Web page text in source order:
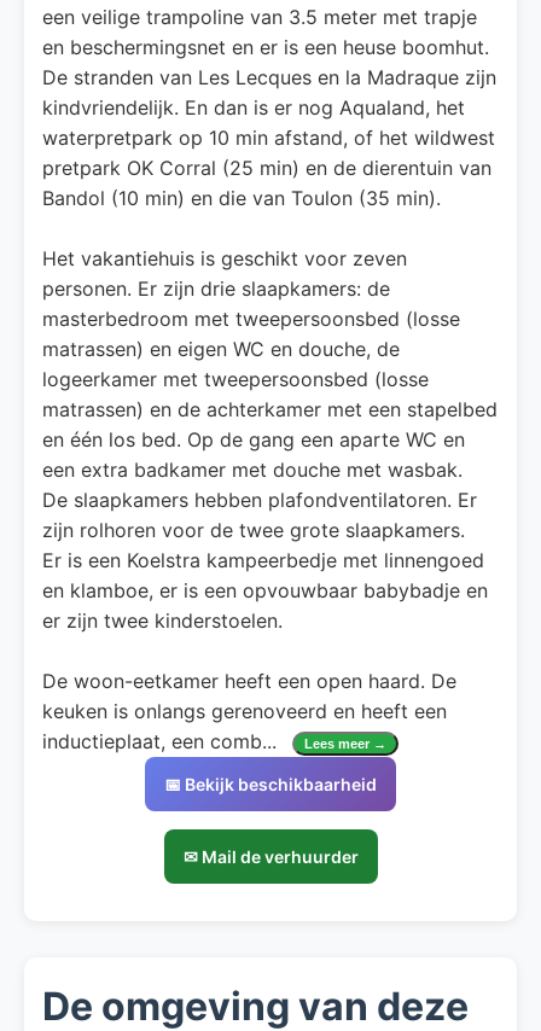
een veilige trampoline van 3.5 meter met trapje
en beschermingsnet en er is een heuse boomhut.
De stranden van Les Lecques en la Madraque zijn
kindvriendelijk. En dan is er nog Aqualand, het
waterpretpark op 10 min afstand, of het wildwest
pretpark OK Corral (25 min) en de dierentuin van
Bandol (10 min) en die van Toulon (35 min).
Het vakantiehuis is geschikt voor zeven
personen. Er zijn drie slaapkamers: de
masterbedroom met tweepersoonsbed (losse
matrassen) en eigen WC en douche, de
logeerkamer met tweepersoonsbed (losse
matrassen) en de achterkamer met een stapelbed
en één los bed. Op de gang een aparte WC en
een extra badkamer met douche met wasbak.
De slaapkamers hebben plafondventilatoren. Er
zijn rolhoren voor de twee grote slaapkamers.
Er is een Koelstra kampeerbedje met linnengoed
en klamboe, er is een opvouwbaar babybadje en
er zijn twee kinderstoelen.
De woon-eetkamer heeft een open haard. De
keuken is onlangs gerenoveerd en heeft een
inductieplaat, een comb... Lees meer →
📅 Bekijk beschikbaarheid
✉ Mail de verhuurder
De omgeving van deze